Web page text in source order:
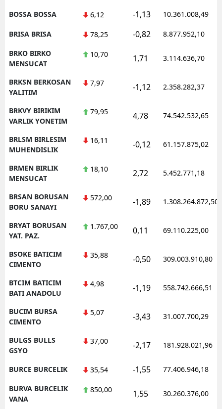
BOSSA BOSSA 6,12 -1,13 10.361.008,49
BRISA BRISA 78,25 -0,82 8.877.952,10
BRKO BIRKO
MENSUCAT
10,70 1,71 3.114.636,70
BRKSN BERKOSAN
YALITIM
7,97 -1,12 2.358.282,37
BRKVY BIRIKIM
VARLIK YONETIM
79,95 4,78 74.542.532,65
BRLSM BIRLESIM
MUHENDISLIK
16,11 -0,12 61.157.875,02
BRMEN BIRLIK
MENSUCAT
18,10 2,72 5.452.771,18
BRSAN BORUSAN
BORU SANAYI
572,00 -1,89 1.308.264.872,50
BRYAT BORUSAN
YAT. PAZ.
1.767,00 0,11 69.110.225,00
BSOKE BATICIM
CIMENTO
35,88 -0,50 309.003.910,80
BTCIM BATICIM
BATI ANADOLU
4,98 -1,19 558.742.666,51
BUCIM BURSA
CIMENTO
5,07 -3,43 31.007.700,29
BULGS BULLS
GSYO
37,00 -2,17 181.928.021,96
BURCE BURCELIK 35,54 -1,55 77.406.946,18
BURVA BURCELIK
VANA
850,00 1,55 30.260.376,00